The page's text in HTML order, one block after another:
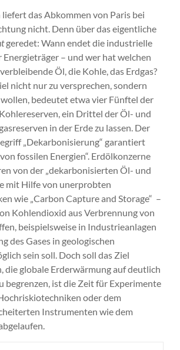
das Abkommen von Paris bei
nicht. Denn über das eigentliche
geredet: Wann endet die industrielle
Energieträger – und wer hat welchen
Öl, die Kohle, das Erdgas?
nicht nur zu versprechen, sondern
bedeutet etwa vier Fünftel der
ein Drittel der Öl- und
in der Erde zu lassen. Der
„Dekarbonisierung“ garantiert
fossilen Energien“. Erdölkonzerne
von der „dekarbonisierten Öl- und
mit Hilfe von unerprobten
wie „Carbon Capture and Storage“ –
Kohlendioxid aus Verbrennung von
beispielsweise in Industrieanlagen
des Gases in geologischen
sein soll. Doch soll das Ziel
die globale Erderwärmung auf deutlich
begrenzen, ist die Zeit für Experimente
oder dem
Instrumenten wie dem